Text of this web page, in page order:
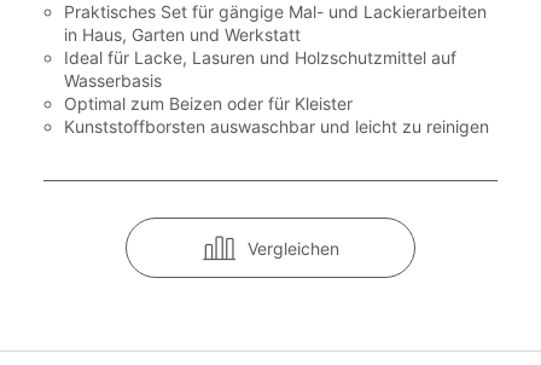
Praktisches Set für gängige Mal- und Lackierarbeiten
in Haus, Garten und Werkstatt
Ideal für Lacke, Lasuren und Holzschutzmittel auf
Wasserbasis
Optimal zum Beizen oder für Kleister
Kunststoffborsten auswaschbar und leicht zu reinigen
Vergleichen